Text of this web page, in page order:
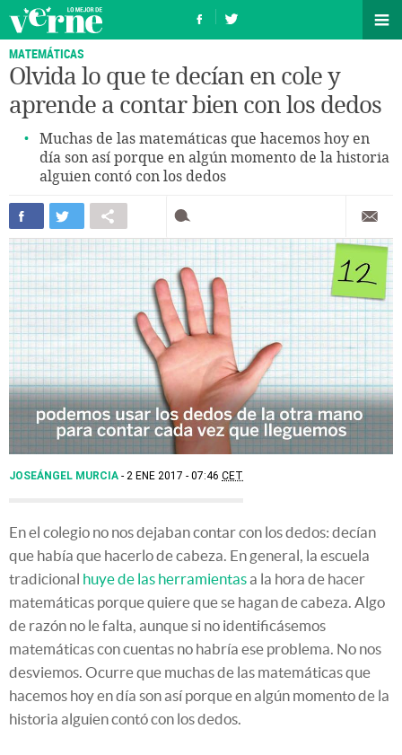
MATEMÁTICAS
Olvida lo que te decían en cole y
aprende a contar bien con los dedos
Muchas de las matemáticas que hacemos hoy en
día son así porque en algún momento de la historia
alguien contó con los dedos
JOSEÁNGEL MURCIA 2 ENE 2017 - 07:46 CET
En el colegio no nos dejaban contar con los dedos: decían
que había que hacerlo de cabeza. En general, la escuela
tradicional huye de las herramientasa la hora de hacer
matemáticas porque quiere que se hagan de cabeza. Algo
de razón no le falta, aunque si no identificásemos
matemáticas con cuentas no habría ese problema. No nos
desviemos. Ocurre que muchas de las matemáticas que
hacemos hoy en día son así porque en algún momento de la
historia alguien contó con los dedos.